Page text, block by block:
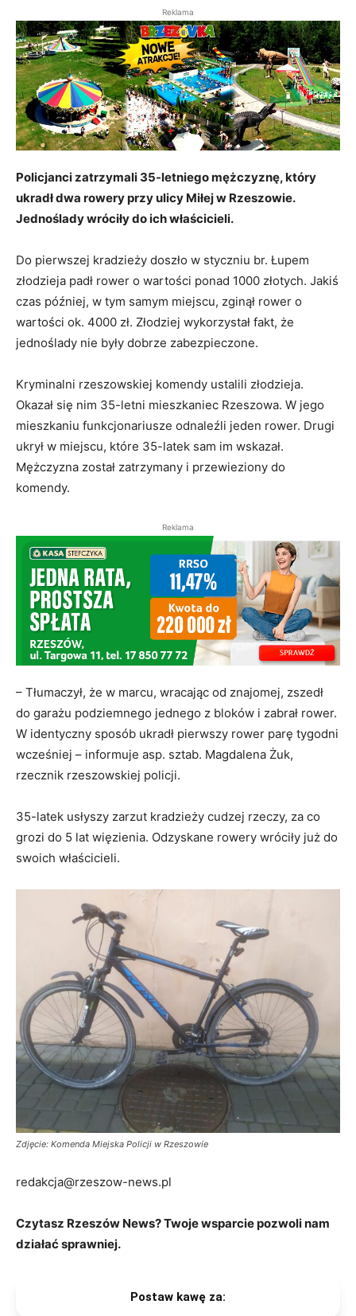
Reklama
Policjanci zatrzymali 35-letniego mężczyznę, który
ukradł dwa rowery przy ulicy Miłej w Rzeszowie.
Jednoślady wróciły do ich właścicieli.
Do pierwszej kradzieży doszło w styczniu br. Łupem
złodzieja padł rower o wartości ponad 1000 złotych. Jakiś
czas później, w tym samym miejscu, zginął rower o
wartości ok. 4000 zł. Złodziej wykorzystał fakt, że
jednoślady nie były dobrze zabezpieczone.
Kryminalni rzeszowskiej komendy ustalili złodzieja.
Okazał się nim 35-letni mieszkaniec Rzeszowa. W jego
mieszkaniu funkcjonariusze odnaleźli jeden rower. Drugi
ukrył w miejscu, które 35-latek sam im wskazał.
Mężczyzna został zatrzymany i przewieziony do
komendy.
Reklama
– Tłumaczył, że w marcu, wracając od znajomej, zszedł
do garażu podziemnego jednego z bloków i zabrał rower.
W identyczny sposób ukradł pierwszy rower parę tygodni
wcześniej – informuje asp. sztab. Magdalena Żuk,
rzecznik rzeszowskiej policji.
35-latek usłyszy zarzut kradzieży cudzej rzeczy, za co
grozi do 5 lat więzienia. Odzyskane rowery wróciły już do
swoich właścicieli.
Zdjęcie: Komenda Miejska Policji w Rzeszowie
redakcja@rzeszow-news.pl
Czytasz Rzeszów News? Twoje wsparcie pozwoli nam
działać sprawniej.
Postaw kawę za: